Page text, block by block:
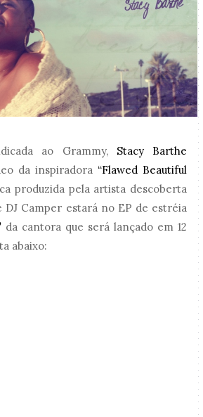
ao Grammy, Stacy Barthe
da inspiradora “Flawed Beautiful
produzida pela artista descoberta
Camper estará no EP de estréia
da cantora que será lançado em 12
abaixo: